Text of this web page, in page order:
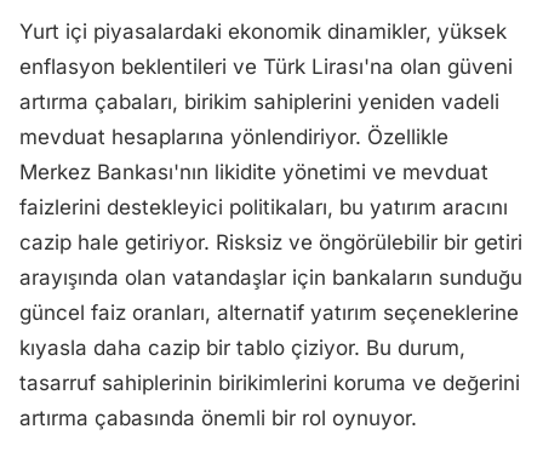
Yurt içi piyasalardaki ekonomik dinamikler, yüksek
enflasyon beklentileri ve Türk Lirası'na olan güveni
artırma çabaları, birikim sahiplerini yeniden vadeli
mevduat hesaplarına yönlendiriyor. Özellikle
Merkez Bankası'nın likidite yönetimi ve mevduat
faizlerini destekleyici politikaları, bu yatırım aracını
cazip hale getiriyor. Risksiz ve öngörülebilir bir getiri
arayışında olan vatandaşlar için bankaların sunduğu
güncel faiz oranları, alternatif yatırım seçeneklerine
kıyasla daha cazip bir tablo çiziyor. Bu durum,
tasarruf sahiplerinin birikimlerini koruma ve değerini
artırma çabasında önemli bir rol oynuyor.